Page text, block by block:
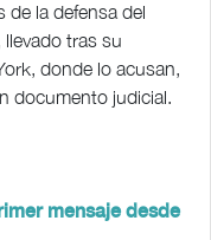
de la defensa del
tras su
donde lo acusan,
documento judicial.
mensaje desde